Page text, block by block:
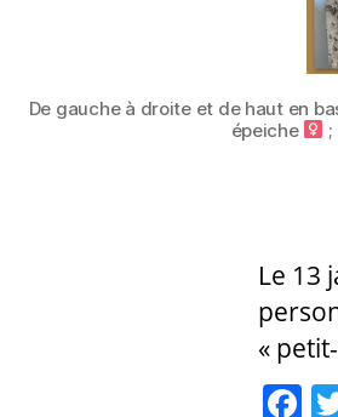
De gauche à droite et de haut en
épeiche
Le 13
«
F